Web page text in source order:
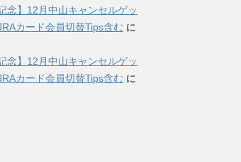
念】12月中山キャンセルゲッ
カード会員切替Tips含む に
念】12月中山キャンセルゲッ
カード会員切替Tips含む に